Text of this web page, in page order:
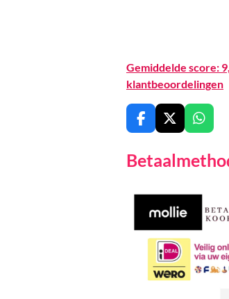
Gemiddelde score:
klantbeoordelingen
F
a
e
X
W
h
t